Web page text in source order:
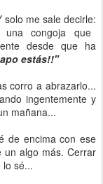
solo me sale decirle:
congoja que
desde que ha
estás!!"
corro a abrazarlo...
ingentemente y
mañana...
de encima con ese
un algo más. Cerrar
sé...